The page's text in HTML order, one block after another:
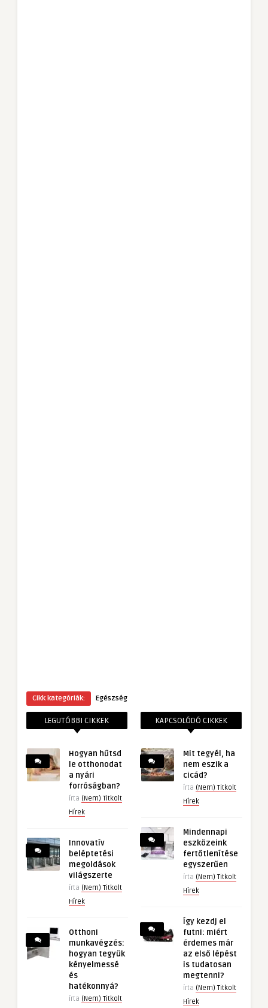
Cikk kategóriák: Egészség
LEGUTÓBBI CIKKEK
Hogyan hűtsd
le otthonodat
a nyári
forróságban?
írta (Nem) Titkolt
Hírek
Innovatív
beléptetési
megoldások
világszerte
írta (Nem) Titkolt
Hírek
Otthoni
munkavégzés:
hogyan tegyük
kényelmessé
és
hatékonnyá?
írta (Nem) Titkolt
KAPCSOLÓDÓ CIKKEK
Mit tegyél, ha
nem eszik a
cicád?
írta (Nem) Titkolt
Hírek
Mindennapi
eszközeink
fertőtlenítése
egyszerűen
írta (Nem) Titkolt
Hírek
Így kezdj el
futni: miért
érdemes már
az első lépést
is tudatosan
megtenni?
írta (Nem) Titkolt
Hírek